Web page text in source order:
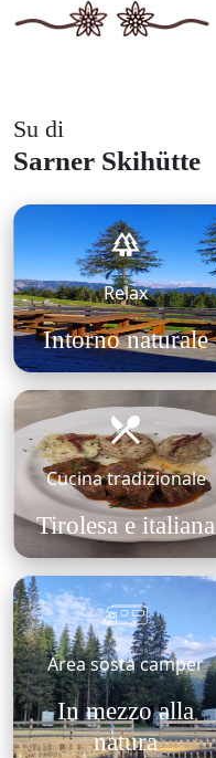
Su di
Sarner Skihütte
Relax
Intorno naturale
Cucina tradizionale
Tirolesa e italiana
Area sosta camper
In mezzo alla
natura